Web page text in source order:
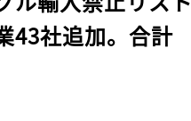
43社追加。合計